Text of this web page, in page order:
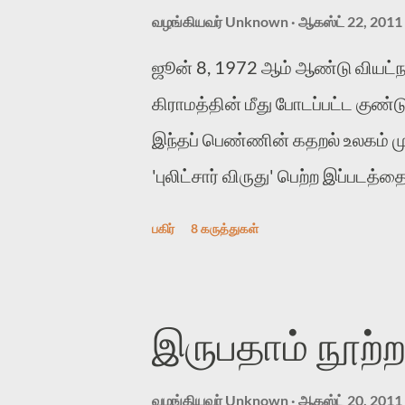
வழங்கியவர்Unknown ஆகஸ்ட் 22, 2011
ஜூன் 8, 1972 ஆம் ஆண்டு
கிராமத்தின் மீது போடப்பட்ட
இந்தப் பெண்ணின் கதறல் உலகம்
'புலிட்சார் விருது' பெற்ற
ஒருவகையில் பொதுவுடமைக்கு
அதனால் தெற்கு வியட்நாமில்
பகிர் 8 கருத்துகள்
இருபதாம்
வழங்கியவர்Unknown ஆகஸ்ட் 20, 2011